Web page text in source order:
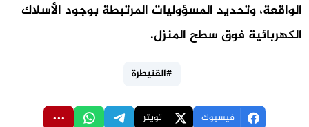
الواقعة، وتحديد المسؤوليات المرتبطة بوجود الأسلاك
الكهربائية فوق سطح المنزل.
#القنيطرة
فيسبوك تويتر